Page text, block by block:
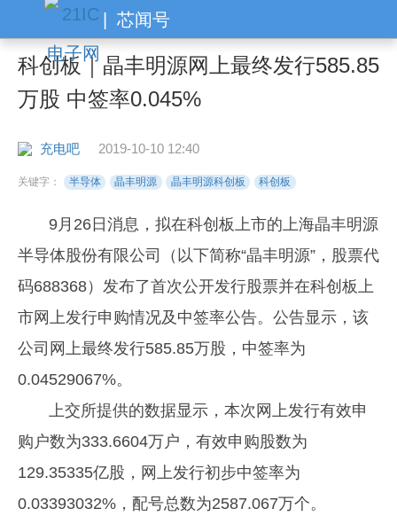
芯闻号
科创板｜晶丰明源网上最终发行585.85
万股 中签率0.045%
充电吧 2019-10-10 12:40
关键字： 半导体 晶丰明源 晶丰明源科创板 科创板
9月26日消息，拟在科创板上市的上海晶丰明源
半导体股份有限公司（以下简称“晶丰明源”，股票代
码688368）发布了首次公开发行股票并在科创板上
市网上发行申购情况及中签率公告。公告显示，该
公司网上最终发行585.85万股，中签率为
0.04529067%。
上交所提供的数据显示，本次网上发行有效申
购户数为333.6604万户，有效申购股数为
129.35335亿股，网上发行初步中签率为
0.03393032%，配号总数为2587.067万个。